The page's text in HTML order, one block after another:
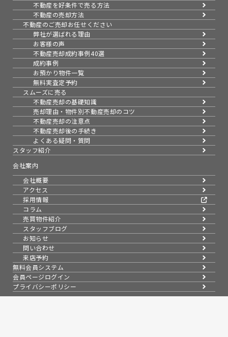
不動産を好条件で売る方法
不動産の売却方法
不動産のご売却お任せください
弊社が選ばれる理由
お客様の声
不動産売却成約事例40選
成約事例
お預かり物件一覧
無料実査定予約
スムーズに売る
不動産売却の基礎知識
売却理由・物件別不動産売却のコツ
不動産売却の注意点
不動産売却後の手続き
よくある疑問・質問
スタッフ紹介
会社案内
会社概要
アクセス
採用情報
コラム
売買物件紹介
スタッフブログ
お知らせ
問い合わせ
来店予約
無料会員システム
会員ページログイン
プライバシーポリシー